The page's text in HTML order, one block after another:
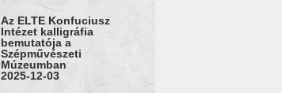
Az ELTE Konfuciusz
Intézet kalligráfia
bemutatója a
Szépművészeti
Múzeumban
2025-12-03